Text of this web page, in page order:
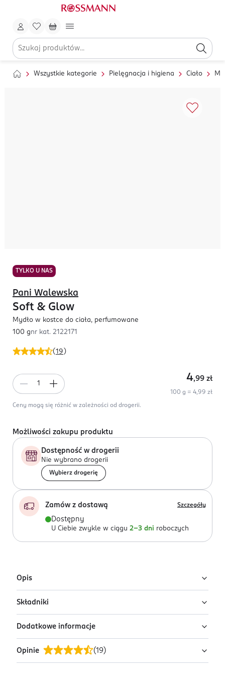
Wszystkie kategorie Pielęgnacja i higiena Ciało
TYLKO U NAS
(19 )
Pani Walewska
Soft & Glow
Mydło w kostce do ciała, perfumowane
100 gnr kat. 2122171
4,99 zł
100 g = 4,99 zł
Ceny mogą się różnić w zależności od drogerii.
Możliwości zakupu produktu
Dostępność w drogerii
Nie wybrano drogerii
Wybierz drogerię
Zamów z dostawą Szczegóły
Dostępny
U Ciebie zwykle w ciągu 2-3 dni roboczych
Opis
Perfumowane mydło do ciała Soft & Glow
Pani Walewska
łagodnie oczyszcza skórę, nawilża ją i pozostawia
przyjemnie gładką oraz pełną naturalnego blasku.
Składniki
Ingredients: : SODIUM PALMATE, SODIUM PALM
KERNELATE, AQUA, PALM ACID, GLYCERIN, PARFUM,
SODIUM COCOYL ISETHIONATE, LAURIC ACID, SODIUM
CHLORIDE, PALM KERNEL ACID, TETRASODIUM
Dodatkowe informacje
OSOBA/PODMIOT ODPOWIEDZIALNY
Miraculum S.A.
Opinie (19)